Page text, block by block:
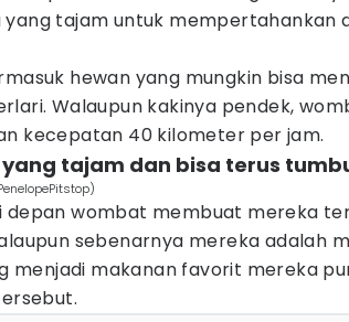
yang tajam untuk mempertahankan
hewan yang mungkin bisa
Walaupun kakinya pendek,
kecepatan 40 kilometer per jam.
tajam dan bisa terus
depan wombat membuat mereka
sebenarnya mereka adalah
menjadi makanan favorit mereka